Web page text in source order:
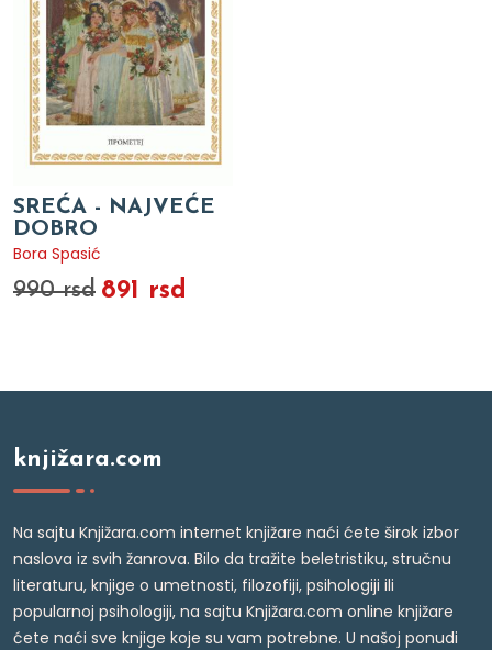
SREĆA - NAJVEĆE
DOBRO
Bora Spasić
990 rsd 891 rsd
knjižara.com
Na sajtu Knjižara.com internet knjižare naći ćete širok izbor
naslova iz svih žanrova. Bilo da tražite beletristiku, stručnu
literaturu, knjige o umetnosti, filozofiji, psihologiji ili
popularnoj psihologiji, na sajtu Knjižara.com online knjižare
ćete naći sve knjige koje su vam potrebne. U našoj ponudi